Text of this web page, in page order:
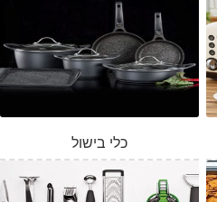
כלי בישול